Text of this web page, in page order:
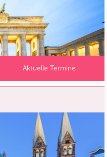
Aktuelle Termine